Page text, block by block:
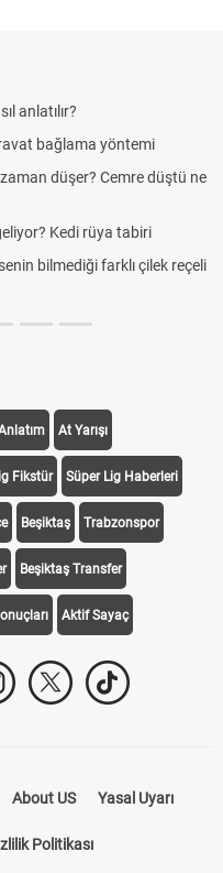
anlatılır?
bağlama yöntemi
düşer? Cemre düştü ne
Kedi rüya tabiri
bilmediği farklı çilek reçeli
At Yarışı
Fikstür Süper Lig Haberleri
Beşiktaş Trabzonspor
Beşiktaş Transfer
Aktif Sayaç
About US Yasal Uyarı
Politikası